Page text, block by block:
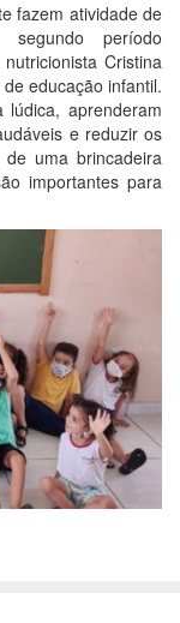
fazem atividade de
período
Cristina
educação infantil.
aprenderam
e reduzir os
uma brincadeira
importantes para